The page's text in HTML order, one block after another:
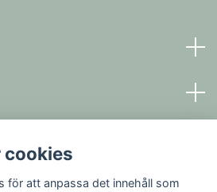
cookies
för att anpassa det innehåll som